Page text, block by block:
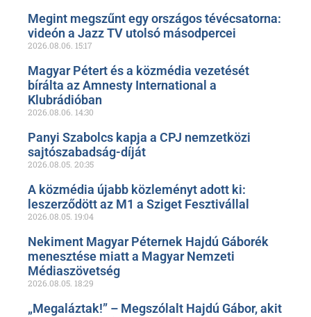
Megint megszűnt egy országos tévécsatorna:
videón a Jazz TV utolsó másodpercei
2026.08.06. 15:17
Magyar Pétert és a közmédia vezetését
bírálta az Amnesty International a
Klubrádióban
2026.08.06. 14:30
Panyi Szabolcs kapja a CPJ nemzetközi
sajtószabadság-díját
2026.08.05. 20:35
A közmédia újabb közleményt adott ki:
leszerződött az M1 a Sziget Fesztivállal
2026.08.05. 19:04
Nekiment Magyar Péternek Hajdú Gáborék
menesztése miatt a Magyar Nemzeti
Médiaszövetség
2026.08.05. 18:29
„Megaláztak!” – Megszólalt Hajdú Gábor, akit